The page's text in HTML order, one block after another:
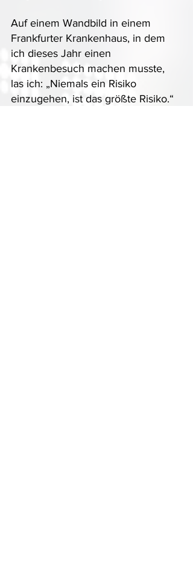
Auf einem Wandbild in einem
Frankfurter Krankenhaus, in dem
ich dieses Jahr einen
Krankenbesuch machen musste,
las ich: „Niemals ein Risiko
einzugehen, ist das größte Risiko.“